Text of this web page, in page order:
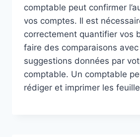
comptable peut confirmer
vos comptes. Il est
correctement quantifier vos
faire des comparaisons avec
suggestions données par
comptable. Un comptable
rédiger et imprimer les